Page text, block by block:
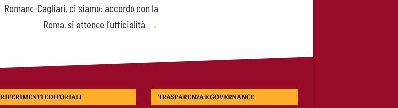
Romano-Cagliari, ci siamo: accordo con la
Roma, si attende l’ufficialità →
RIFERIMENTI EDITORIALI TRASPARENZA E GOVERNANCE